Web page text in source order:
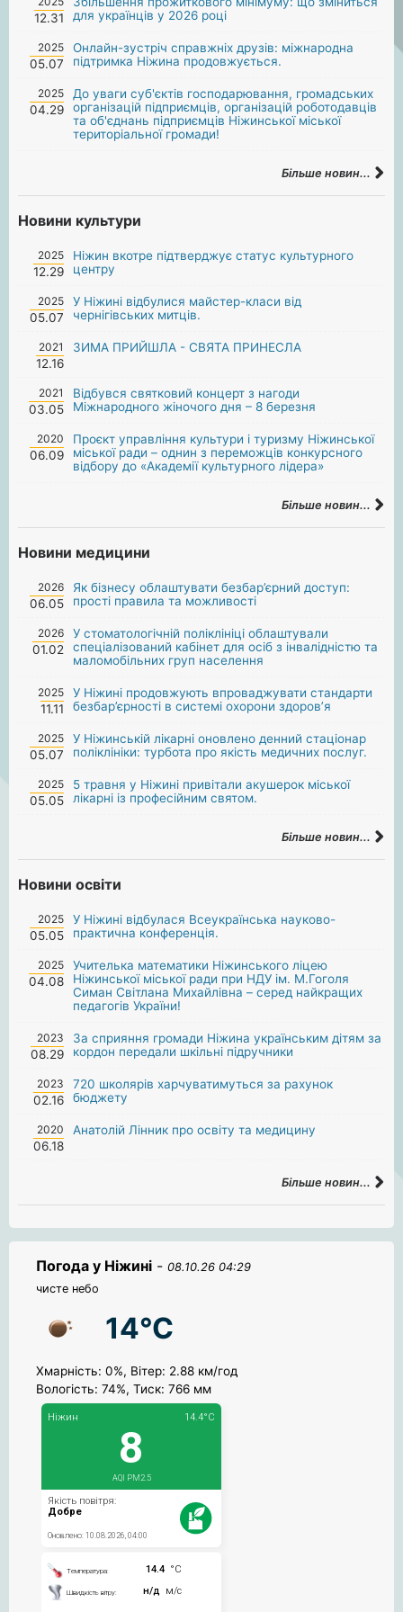
12.31
для українців у 2026 році
2025
05.07
Онлайн-зустріч справжніх друзів: міжнародна
підтримка Ніжина продовжується.
2025
04.29
До уваги суб'єктів господарювання, громадських
організацій підприємців, організацій роботодавців
та об'єднань підприємців Ніжинської міської
територіальної громади!
Більше новин...
Новини культури
2025
12.29
Ніжин вкотре підтверджує статус культурного
центру
2025
05.07
У Ніжині відбулися майстер-класи від
чернігівських митців.
2021
12.16
ЗИМА ПРИЙШЛА - СВЯТА ПРИНЕСЛА
2021
03.05
Відбувся святковий концерт з нагоди
Міжнародного жіночого дня – 8 березня
2020
06.09
Проєкт управління культури і туризму Ніжинської
міської ради – однин з переможців конкурсного
відбору до «Академії культурного лідера»
Більше новин...
Новини медицини
2026
06.05
Як бізнесу облаштувати безбар’єрний доступ:
прості правила та можливості
2026
01.02
У стоматологічній поліклініці облаштували
спеціалізований кабінет для осіб з інвалідністю та
маломобільних груп населення
2025
11.11
У Ніжині продовжують впроваджувати стандарти
безбар’єрності в системі охорони здоров’я
2025
05.07
У Ніжинській лікарні оновлено денний стаціонар
поліклініки: турбота про якість медичних послуг.
2025
05.05
5 травня у Ніжині привітали акушерок міської
лікарні із професійним святом.
Більше новин...
Новини освіти
2025
05.05
У Ніжині відбулася Всеукраїнська науково-
практична конференція.
2025
04.08
Учителька математики Ніжинського ліцею
Ніжинської міської ради при НДУ ім. М.Гоголя
Симан Світлана Михайлівна – серед найкращих
педагогів України!
2023
08.29
За сприяння громади Ніжина українським дітям за
кордон передали шкільні підручники
2023
02.16
720 школярів харчуватимуться за рахунок
бюджету
2020
06.18
Анатолій Лінник про освіту та медицину
Більше новин...
Погода у Ніжині - 08.10.26 04:29
чисте небо
14°C
Хмарність: 0%, Вітер: 2.88 км/год
Вологість: 74%, Тиск: 766 мм